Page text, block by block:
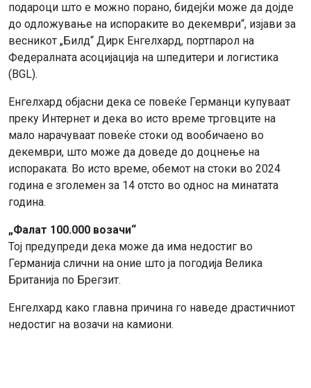
подароци што е можно порано, бидејќи може да дојде
до одложување на испораките во декември“, изјави за
весникот „Билд“ Дирк Енгелхард, портпарол на
Федералната асоцијација на шпедитери и логистика
(BGL).
Енгелхард објасни дека се повеќе Германци купуваат
преку Интернет и дека во исто време трговците на
мало нарачуваат повеќе стоки од вообичаено во
декември, што може да доведе до доцнење на
испораката. Во исто време, обемот на стоки во 2024
година е зголемен за 14 отсто во однос на минатата
година.
„Фалат 100.000 возачи“
Тој предупреди дека може да има недостиг во
Германија слични на оние што ја погодија Велика
Британија по Брегзит.
Енгелхард како главна причина го наведе драстичниот
недостиг на возачи на камиони.